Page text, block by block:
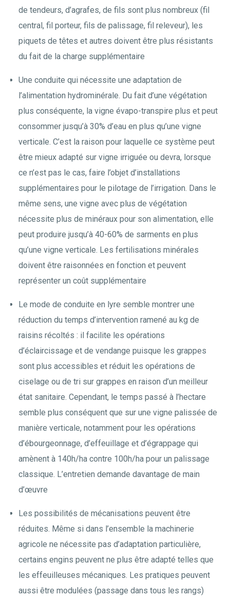
de tendeurs, d’agrafes, de fils sont plus nombreux (fil
central, fil porteur, fils de palissage, fil releveur), les
piquets de têtes et autres doivent être plus résistants
du fait de la charge supplémentaire
Une conduite qui nécessite une adaptation de
l’alimentation hydrominérale. Du fait d’une végétation
plus conséquente, la vigne évapo-transpire plus et peut
consommer jusqu’à 30% d’eau en plus qu’une vigne
verticale. C’est la raison pour laquelle ce système peut
être mieux adapté sur vigne irriguée ou devra, lorsque
ce n’est pas le cas, faire l’objet d’installations
supplémentaires pour le pilotage de l’irrigation. Dans le
même sens, une vigne avec plus de végétation
nécessite plus de minéraux pour son alimentation, elle
peut produire jusqu’à 40-60% de sarments en plus
qu’une vigne verticale. Les fertilisations minérales
doivent être raisonnées en fonction et peuvent
représenter un coût supplémentaire
Le mode de conduite en lyre semble montrer une
réduction du temps d’intervention ramené au kg de
raisins récoltés : il facilite les opérations
d’éclaircissage et de vendange puisque les grappes
sont plus accessibles et réduit les opérations de
ciselage ou de tri sur grappes en raison d’un meilleur
état sanitaire. Cependant, le temps passé à l’hectare
semble plus conséquent que sur une vigne palissée de
manière verticale, notamment pour les opérations
d’ébourgeonnage, d’effeuillage et d’égrappage qui
amènent à 140h/ha contre 100h/ha pour un palissage
classique. L’entretien demande davantage de main
d’œuvre
Les possibilités de mécanisations peuvent être
réduites. Même si dans l’ensemble la machinerie
agricole ne nécessite pas d’adaptation particulière,
certains engins peuvent ne plus être adapté telles que
les effeuilleuses mécaniques. Les pratiques peuvent
aussi être modulées (passage dans tous les rangs)